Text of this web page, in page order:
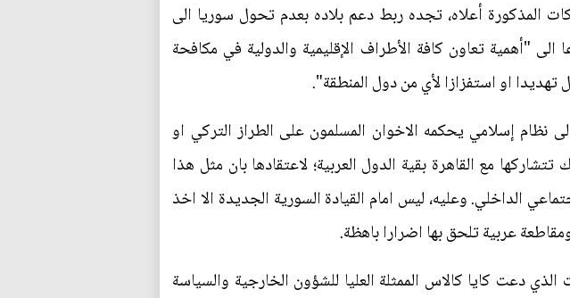
المذكورة أعلاه، تجده ربط دعم بلاده بعدم تحول سوريا الى
"أهمية تعاون كافة الأطراف الإقليمية والدولية في مكافحة
تهديدا او استفزازا لأي من دول المنطقة".
إسلامي يحكمه الاخوان المسلمون على الطراز التركي او
مع القاهرة بقية الدول العربية؛ لاعتقادها بان مثل هذا
الداخلي. وعليه، ليس امام القيادة السورية الجديدة الا اخذ
عربية تلحق بها اضرارا باهظة.
دعت كايا كالاس الممثلة العليا للشؤون الخارجية والسياسة